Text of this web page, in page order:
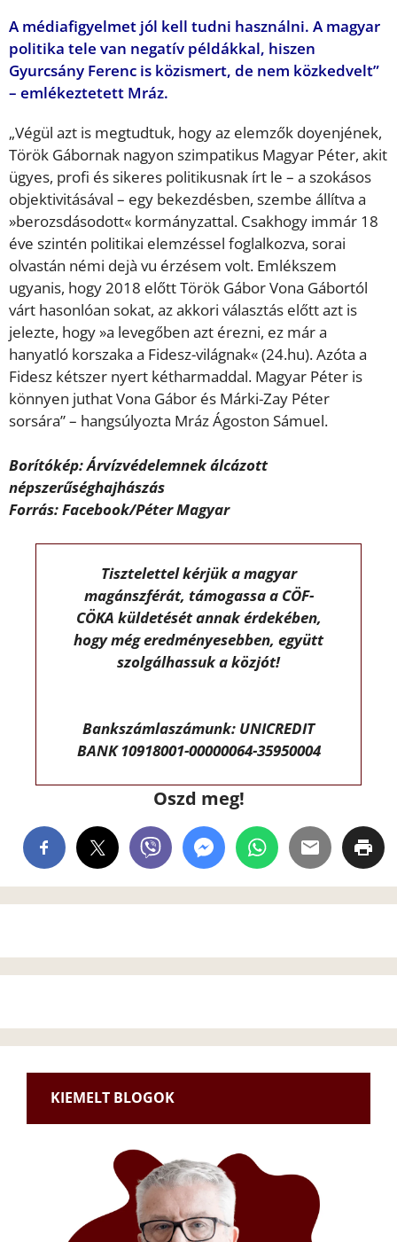
A médiafigyelmet jól kell tudni használni. A magyar
politika tele van negatív példákkal, hiszen
Gyurcsány Ferenc is közismert, de nem közkedvelt”
– emlékeztetett Mráz.
„Végül azt is megtudtuk, hogy az elemzők doyenjének,
Török Gábornak nagyon szimpatikus Magyar Péter, akit
ügyes, profi és sikeres politikusnak írt le – a szokásos
objektivitásával – egy bekezdésben, szembe állítva a
»berozsdásodott« kormányzattal. Csakhogy immár 18
éve szintén politikai elemzéssel foglalkozva, sorai
olvastán némi dejà vu érzésem volt. Emlékszem
ugyanis, hogy 2018 előtt Török Gábor Vona Gábortól
várt hasonlóan sokat, az akkori választás előtt azt is
jelezte, hogy »a levegőben azt érezni, ez már a
hanyatló korszaka a Fidesz-világnak« (24.hu). Azóta a
Fidesz kétszer nyert kétharmaddal. Magyar Péter is
könnyen juthat Vona Gábor és Márki-Zay Péter
sorsára” – hangsúlyozta Mráz Ágoston Sámuel.
Borítókép: Árvízvédelemnek álcázott
népszerűséghajhászás
Forrás: Facebook/Péter Magyar
Tisztelettel kérjük a magyar
magánszférát, támogassa a CÖF-
CÖKA küldetését annak érdekében,
hogy még eredményesebben, együtt
szolgálhassuk a közjót!
Bankszámlaszámunk: UNICREDIT
BANK 10918001-00000064-35950004
Oszd meg!
KIEMELT BLOGOK